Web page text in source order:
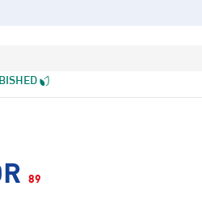
89